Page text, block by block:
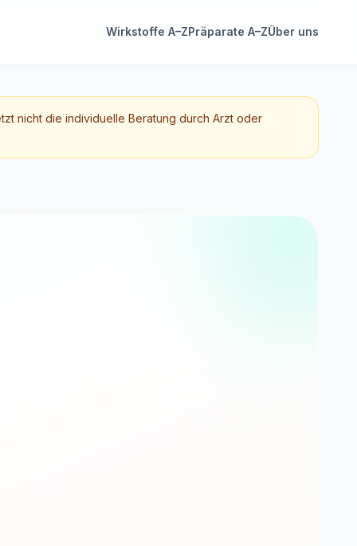
Wirkstoffe A–ZPräparate A–ZÜber uns
nicht die individuelle Beratung durch Arzt oder